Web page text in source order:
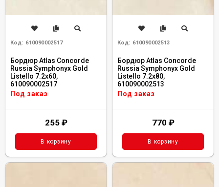
Код: 610090002517
Бордюр Atlas Concorde
Russia Symphonyx Gold
Listello 7.2x60,
610090002517
Под заказ
255 ₽
В корзину
Код: 610090002513
Бордюр Atlas Concorde
Russia Symphonyx Gold
Listello 7.2x80,
610090002513
Под заказ
770 ₽
В корзину